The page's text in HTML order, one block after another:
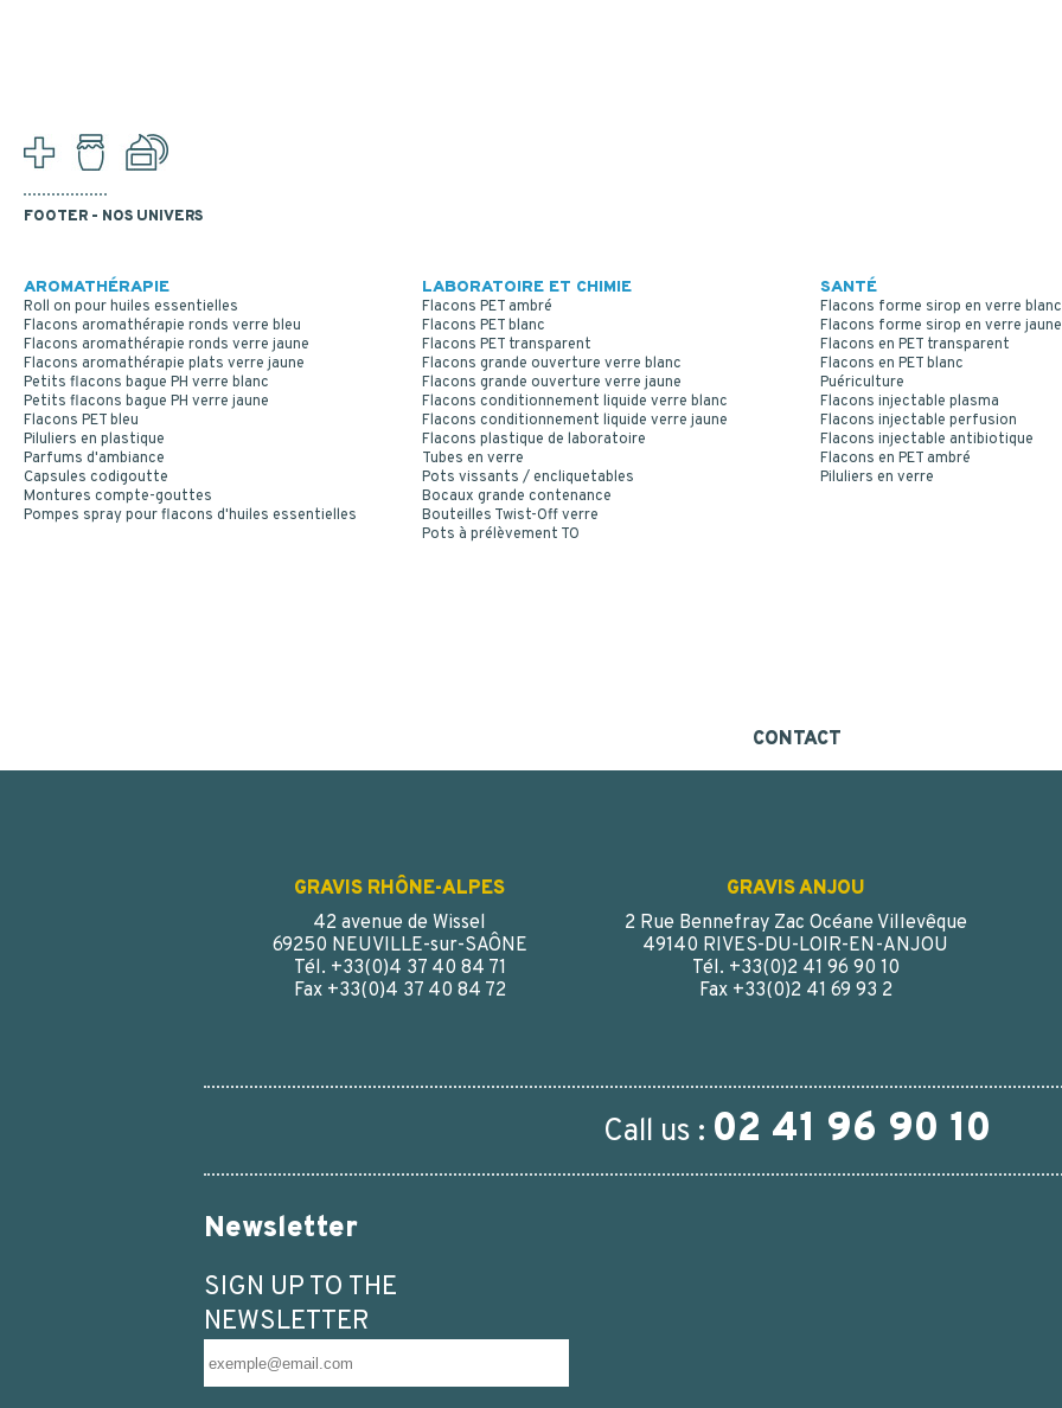
FOOTER - NOS UNIVERS
AROMATHÉRAPIE
Roll on pour huiles essentielles
Flacons aromathérapie ronds verre bleu
Flacons aromathérapie ronds verre jaune
Flacons aromathérapie plats verre jaune
Petits flacons bague PH verre blanc
Petits flacons bague PH verre jaune
Flacons PET bleu
Piluliers en plastique
Parfums d'ambiance
Capsules codigoutte
Montures compte-gouttes
Pompes spray pour flacons d'huiles essentielles
LABORATOIRE ET CHIMIE
Flacons PET ambré
Flacons PET blanc
Flacons PET transparent
Flacons grande ouverture verre blanc
Flacons grande ouverture verre jaune
Flacons conditionnement liquide verre blanc
Flacons conditionnement liquide verre jaune
Flacons plastique de laboratoire
Tubes en verre
Pots vissants / encliquetables
Bocaux grande contenance
Bouteilles Twist-Off verre
Pots à prélèvement TO
SANTÉ
Flacons forme sirop en verre blanc
Flacons forme sirop en verre jaune
Flacons en PET transparent
Flacons en PET blanc
Puériculture
Flacons injectable plasma
Flacons injectable perfusion
Flacons injectable antibiotique
Flacons en PET ambré
Piluliers en verre
CONTACT
GRAVIS RHÔNE-ALPES
42 avenue de Wissel
69250 NEUVILLE-sur-SAÔNE
Tél. +33(0)4 37 40 84 71
Fax +33(0)4 37 40 84 72
GRAVIS ANJOU
2 Rue Bennefray Zac Océane Villevêque
49140 RIVES-DU-LOIR-EN-ANJOU
Tél. +33(0)2 41 96 90 10
Fax +33(0)2 41 69 93 2
Call us : 02 41 96 90 10
Newsletter
SIGN UP TO THE
NEWSLETTER